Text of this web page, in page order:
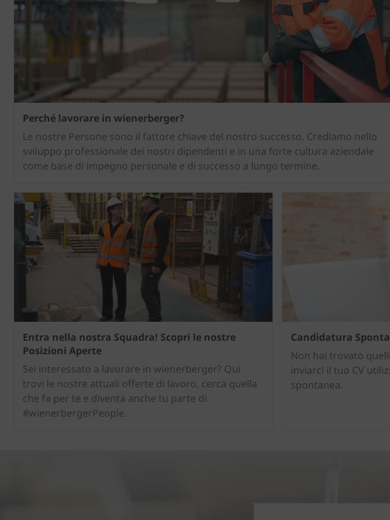
Perché lavorare in wienerberger?
Le nostre Persone sono il fattore chiave del nostro successo. Crediamo nello
sviluppo professionale dei nostri dipendenti e in una forte cultura aziendale
come base di impegno personale e di successo a lungo termine.
Entra nella nostra Squadra! Scopri le nostre
Posizioni Aperte
Sei interessato a lavorare in wienerberger? Qui
trovi le nostre attuali offerte di lavoro, cerca quella
che fa per te e diventa anche tu parte di
#wienerbergerPeople.
Candidatura
Non hai trovato
inviarci il tuo CV
spontanea.